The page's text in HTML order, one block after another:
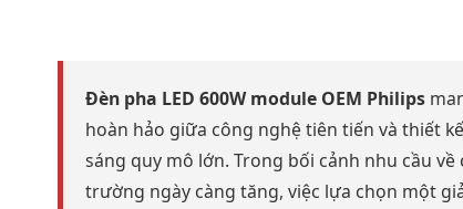
Đèn pha LED 600W module OEM Philips
hoàn hảo giữa công nghệ tiên tiến và thiết
sáng quy mô lớn. Trong bối cảnh nhu cầu
trường ngày càng tăng, việc lựa chọn một